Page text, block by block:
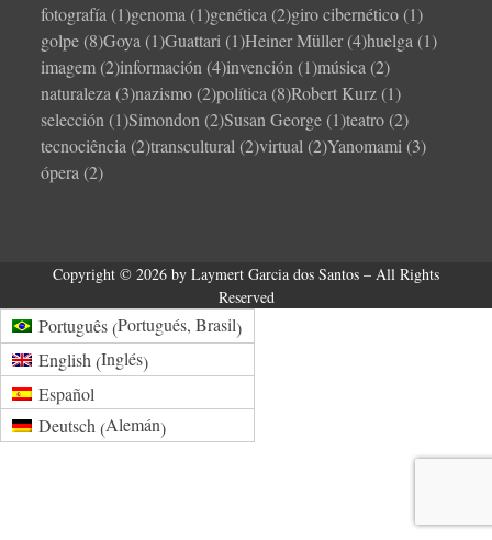
fotografía (1)genoma (1)genética (2)giro cibernético (1)
golpe (8)Goya (1)Guattari (1)Heiner Müller(4)huelga (1)
imagem (2)información (4)invención (1)música (2)
naturaleza (3)nazismo (2)política (8)Robert Kurz (1)
selección (1)Simondon (2)Susan George (1)teatro (2)
tecnociência (2)transcultural (2)virtual (2)Yanomami (3)
ópera (2)
Copyright © 2026 by Laymert Garcia dos Santos – All Rights
Reserved
Português(Portugués, Brasil)
English (Inglés)
Español
Deutsch (Alemán)